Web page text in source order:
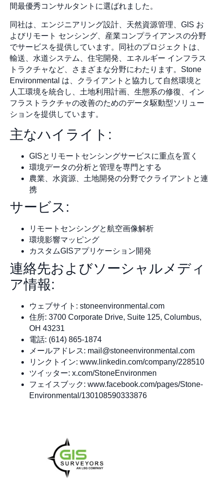
間最優秀コンサルタントに選ばれました。
同社は、エンジニアリング設計、天然資源管理、GIS お
よびリモート センシング、産業コンプライアンスの分野
でサービスを提供しています。同社のプロジェクトは、
輸送、水道システム、住宅開発、エネルギー インフラス
トラクチャなど、さまざまな分野にわたります。Stone
Environmental は、クライアントと協力して自然環境と
人工環境を統合し、土地利用計画、生態系の修復、イン
フラストラクチャの改善のためのデータ駆動型ソリュー
ションを提供しています。
主なハイライト:
GISとリモートセンシングサービスに重点を置く
環境データの分析と管理を専門とする
農業、水資源、土地開発の分野でクライアントと連
携
サービス:
リモートセンシングと航空画像解析
環境影響マッピング
カスタムGISアプリケーション開発
連絡先およびソーシャルメディ
ア情報:
ウェブサイト: stoneenvironmental.com
住所: 3700 Corporate Drive, Suite 125, Columbus,
OH 43231
電話: (614) 865-1874
メールアドレス: mail@stoneenvironmental.com
リンクトイン: www.linkedin.com/company/228510
ツイッター: x.com/StoneEnvironmen
フェイスブック: www.facebook.com/pages/Stone-
Environmental/130108590333876